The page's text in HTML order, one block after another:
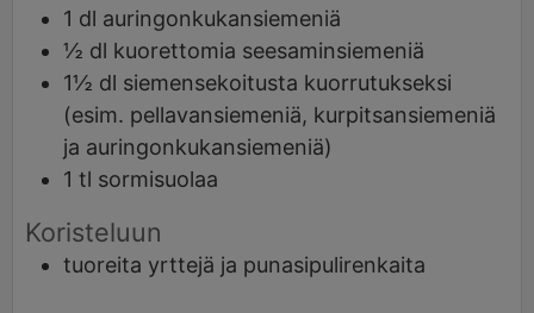
1 dl auringonkukansiemeniä
½ dl kuorettomia seesaminsiemeniä
1½ dl siemensekoitusta kuorrutukseksi
(esim. pellavansiemeniä, kurpitsansiemeniä
ja auringonkukansiemeniä)
1 tl sormisuolaa
Koristeluun
tuoreita yrttejä ja punasipulirenkaita